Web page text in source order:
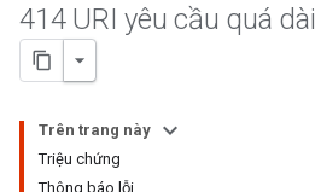
414 URI yêu cầu quá
Trên trang này
Triệu chứng
Thông báo lỗi